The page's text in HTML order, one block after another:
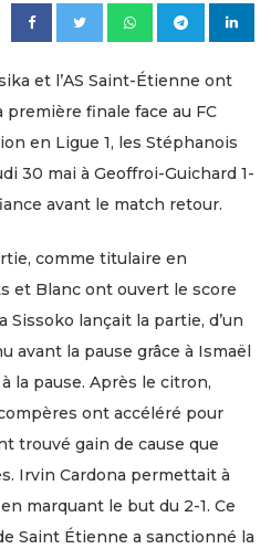
et l’AS Saint-Étienne ont
finale face au FC
en Ligue 1, les Stéphanois
30 mai à Geoffroi-Guichard 1-
avant le match retour.
comme titulaire en
et Blanc ont ouvert le score
Sissoko lançait la partie, d’un
avant la pause grâce à Ismaël
la pause. Après le citron,
ont accéléré pour
trouvé gain de cause que
Irvin Cardona permettait à
marquant le but du 2-1. Ce
Saint Étienne a sanctionné la